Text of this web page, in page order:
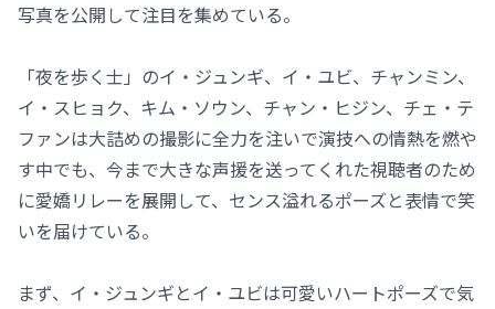
写真を公開して注目を集めている。
「夜を歩く士」のイ・ジュンギ、イ・ユビ、チャンミン、
イ・スヒョク、キム・ソウン、チャン・ヒジン、チェ・テ
ファンは大詰めの撮影に全力を注いで演技への情熱を燃や
す中でも、今まで大きな声援を送ってくれた視聴者のため
に愛嬌リレーを展開して、センス溢れるポーズと表情で笑
いを届けている。
まず、イ・ジュンギとイ・ユビは可愛いハートポーズで気